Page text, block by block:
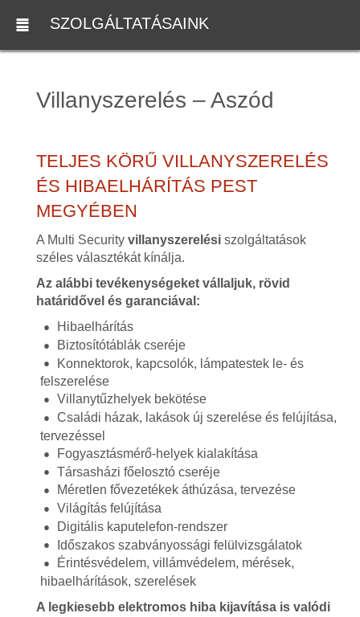
SZOLGÁLTATÁSAINK
Villanyszerelés – Aszód
TELJES KÖRŰ VILLANYSZERELÉS
ÉS HIBAELHÁRÍTÁS PEST
MEGYÉBEN
A Multi Security villanyszerelésiszolgáltatások
széles választékát kínálja.
Az alábbi tevékenységeket vállaljuk, rövid
határidővel és garanciával:
Hibaelhárítás
Biztosítótáblák cseréje
Konnektorok, kapcsolók, lámpatestek le- és
felszerelése
Villanytűzhelyek bekötése
Családi házak, lakások új szerelése és felújítása,
tervezéssel
Fogyasztásmérő-helyek kialakítása
Társasházi főelosztó cseréje
Méretlen fővezetékek áthúzása, tervezése
Világítás felújítása
Digitális kaputelefon-rendszer
Időszakos szabványossági felülvizsgálatok
Érintésvédelem, villámvédelem, mérések,
hibaelhárítások, szerelések
A legkiesebb elektromos hiba kijavítása is valódi